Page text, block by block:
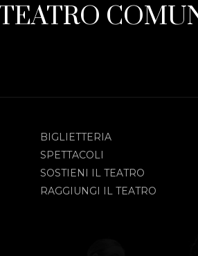
BIGLIETTERIA
SPETTACOLI
SOSTIENI IL TEATRO
RAGGIUNGI IL TEATRO